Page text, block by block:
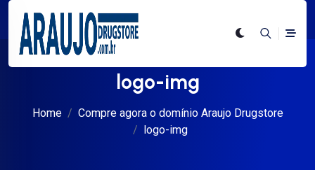
logo-img
Home
Compre agora o domínio Araujo Drugstore
logo-img